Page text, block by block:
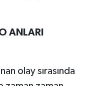
ANLARI
olay sırasında